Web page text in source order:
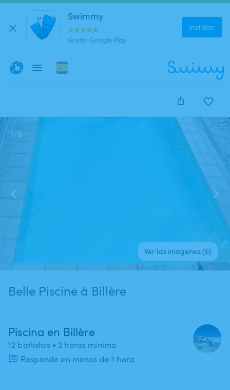
Swimmy
Gratis-Google Play
Instalar
1/6
Ver las imágenes (6)
Belle Piscine à Billère
Piscina en Billère
12 bañistas • 2 horas mínimo
Responde en menos de 1 hora